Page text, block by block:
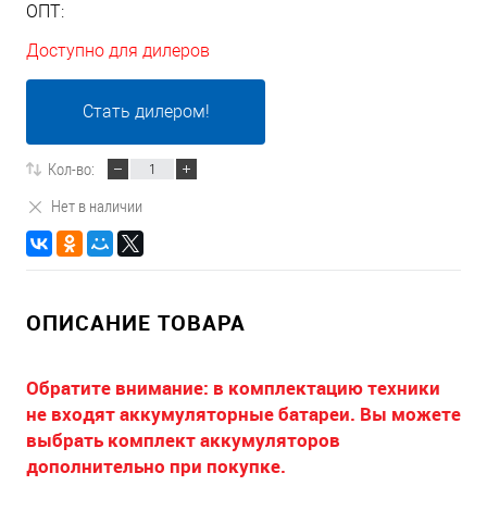
ОПТ:
Доступно для дилеров
Стать дилером!
Кол-во:
Нет в наличии
ОПИСАНИЕ ТОВАРА
Обратите внимание: в комплектацию техники
не входят аккумуляторные батареи. Вы можете
выбрать комплект аккумуляторов
дополнительно при покупке.